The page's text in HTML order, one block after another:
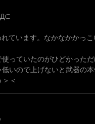
ています。なかなかかっ
っていたのがひどかった
いので上げないと武器の
＜